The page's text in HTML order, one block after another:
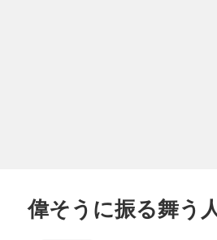
偉そうに振る舞う